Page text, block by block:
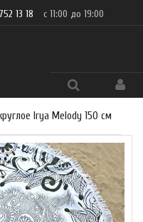
13 18 с 11:00 до 19:00
Irya Melody 150 см